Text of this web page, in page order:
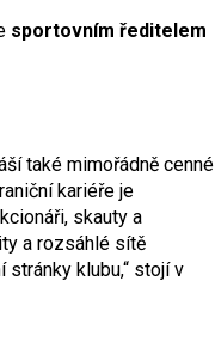
sportovním ředitelem
také mimořádně cenné
kariéře je
skauty a
a rozsáhlé sítě
klubu,“ stojí v